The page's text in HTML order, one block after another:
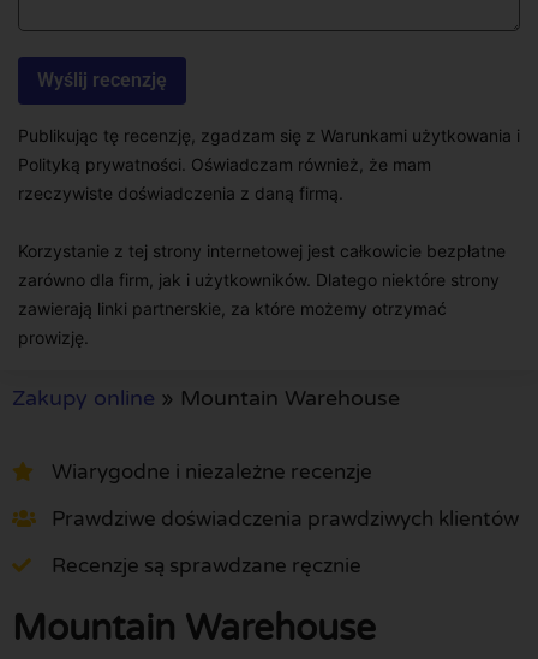
Publikując tę recenzję, zgadzam się z Warunkami użytkowania i
Polityką prywatności. Oświadczam również, że mam
rzeczywiste doświadczenia z daną firmą.
Korzystanie z tej strony internetowej jest całkowicie bezpłatne
zarówno dla firm, jak i użytkowników. Dlatego niektóre strony
zawierają linki partnerskie, za które możemy otrzymać
prowizję.
Zakupy online » Mountain Warehouse
Wiarygodne i niezależne recenzje
Prawdziwe doświadczenia prawdziwych klientów
Recenzje są sprawdzane ręcznie
Mountain Warehouse